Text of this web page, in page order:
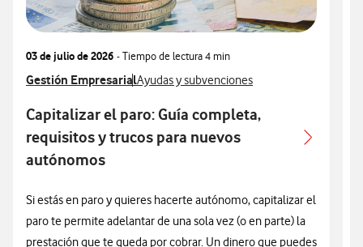
03 de julio de 2026 - Tiempo de lectura4 min
Ver más articulos relacionados con
Gestión EmpresarialVer más artículos con
Ayudas y subvenciones
Capitalizar el paro: Guía completa,
requisitos y trucos para nuevos
autónomos
Si estás en paro y quieres hacerte autónomo, capitalizar el
paro te permite adelantar de una sola vez (o en parte) la
prestación que te queda por cobrar. Un dinero que puedes